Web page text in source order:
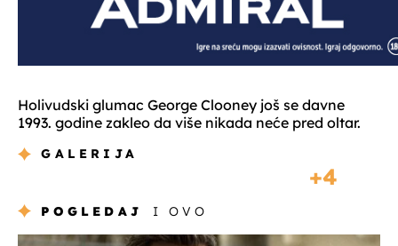
Holivudski glumac George Clooney još se davne
1993. godine zakleo da više nikada neće pred oltar.
GALERIJA
4
POGLEDAJ I OVO